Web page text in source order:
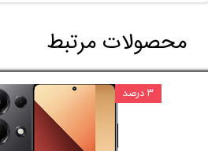
محصولات مرتبط